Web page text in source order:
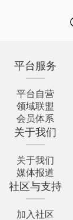
平台服务
平台自营
领域联盟
会员体系
关于我们
关于我们
媒体报道
社区与支持
加入社区